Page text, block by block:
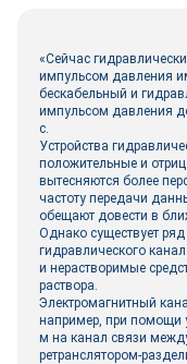
«Сейчас
импульсом давления
бескабельный и
импульсом давления
с.
Устройства
положительные и
вытесняются более
частоту передачи
обещают довести в
Однако существует
гидравлического
и нерастворимые
раствора.
Электромагнитный
например, при помощи
м на канал связи
ретранслятором-